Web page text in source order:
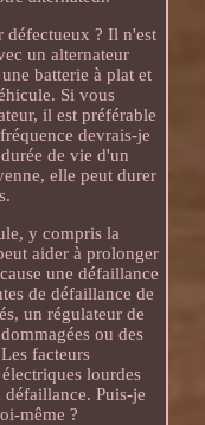
défectueux ? Il n'est
un alternateur
batterie à plat et
Si vous
il est préférable
devrais-je
de vie d'un
elle peut durer
y compris la
aider à prolonger
une défaillance
de défaillance de
un régulateur de
ou des
facteurs
lourdes
Puis-je
même ?